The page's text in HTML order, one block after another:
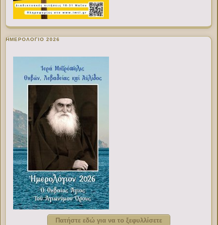
ΗΜΕΡΟΛΟΓΙΟ 2026
Πατήστε εδώ για να το ξεφυλλίσετε